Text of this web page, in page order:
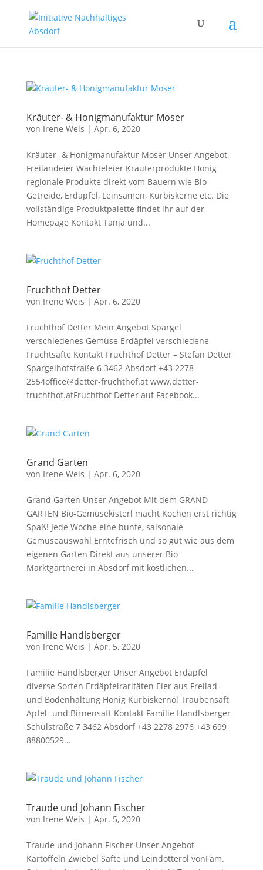
Kräuter- & Honigmanufaktur Moser
von Irene Weis | Apr. 6, 2020
Kräuter- & Honigmanufaktur Moser Unser Angebot
Freilandeier Wachteleier Kräuterprodukte Honig
regionale Produkte direkt vom Bauern wie Bio-
Getreide, Erdäpfel, Leinsamen, Kürbiskerne etc. Die
vollständige Produktpalette findet ihr auf der
Homepage Kontakt Tanja und...
Fruchthof Detter
von Irene Weis | Apr. 6, 2020
Fruchthof Detter Mein Angebot Spargel
verschiedenes Gemüse Erdäpfel verschiedene
Fruchtsäfte Kontakt Fruchthof Detter – Stefan Detter
Spargelhofstraße 6 3462 Absdorf +43 2278
2554office@detter-fruchthof.at www.detter-
fruchthof.atFruchthof Detter auf Facebook...
Grand Garten
von Irene Weis | Apr. 6, 2020
Grand Garten Unser Angebot Mit dem GRAND
GARTEN Bio-Gemüsekisterl macht Kochen erst richtig
Spaß! Jede Woche eine bunte, saisonale
Gemüseauswahl Erntefrisch und so gut wie aus dem
eigenen Garten Direkt aus unserer Bio-
Marktgärtnerei in Absdorf mit köstlichen...
Familie Handlsberger
von Irene Weis | Apr. 5, 2020
Familie Handlsberger Unser Angebot Erdäpfel
diverse Sorten Erdäpfelraritäten Eier aus Freilad-
und Bodenhaltung Honig Kürbiskernöl Traubensaft
Apfel- und Birnensaft Kontakt Familie Handlsberger
Schulstraße 7 3462 Absdorf +43 2278 2976 +43 699
88800529...
Traude und Johann Fischer
von Irene Weis | Apr. 5, 2020
Traude und Johann Fischer Unser Angebot
Kartoffeln Zwiebel Säfte und Leindotteröl vonFam.